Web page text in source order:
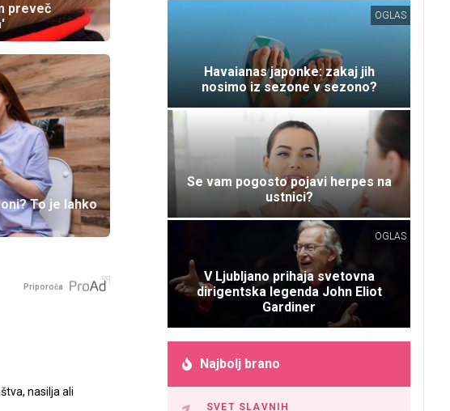
preveč
To je lahko
Priporoča
nasilja ali
OGLAS
Havaianas japonke: zakaj jih
nosimo iz sezone v sezono?
Se vam pogosto pojavi herpes na
ustnici?
OGLAS
V Ljubljano prihaja svetovna
dirigentska legenda John Eliot
Gardiner
Najbolj brano
SVET SLAVNIH